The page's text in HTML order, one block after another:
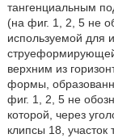
тангенциальным
(на фиг. 1, 2, 5 не
используемой для
верхним из
формы,
фиг. 1, 2, 5 не
которой, через
клипсы 18,